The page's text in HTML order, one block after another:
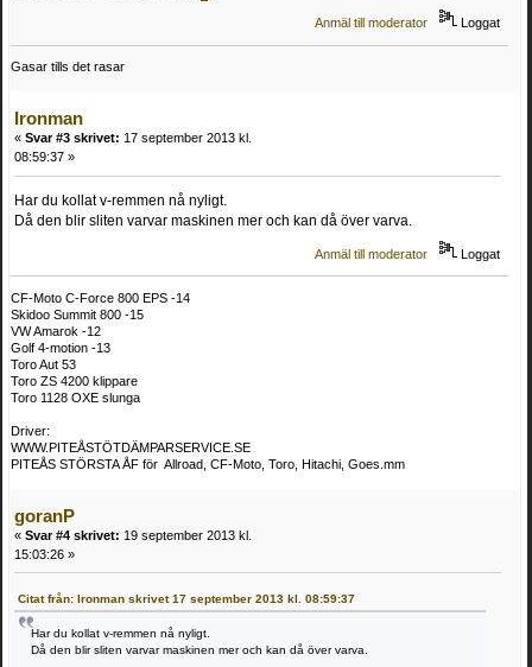
Anmäl till moderator Loggat
Gasar tills det rasar
Ironman
« Svar #3 skrivet: 17 september 2013 kl.
08:59:37 »
Har du kollat v-remmen nå nyligt.
Då den blir sliten varvar maskinen mer och kan då över varva.
Anmäl till moderator Loggat
CF-Moto C-Force 800 EPS -14
Skidoo Summit 800 -15
VW Amarok -12
Golf 4-motion -13
Toro Aut 53
Toro ZS 4200 klippare
Toro 1128 OXE slunga
Driver:
WWW.PITEÅSTÖTDÄMPARSERVICE.SE
PITEÅS STÖRSTA ÅF för Allroad, CF-Moto, Toro, Hitachi, Goes.mm
goranP
« Svar #4 skrivet: 19 september 2013 kl.
15:03:26 »
Citat från: Ironman skrivet 17 september 2013 kl. 08:59:37
Har du kollat v-remmen nå nyligt.
Då den blir sliten varvar maskinen mer och kan då över varva.